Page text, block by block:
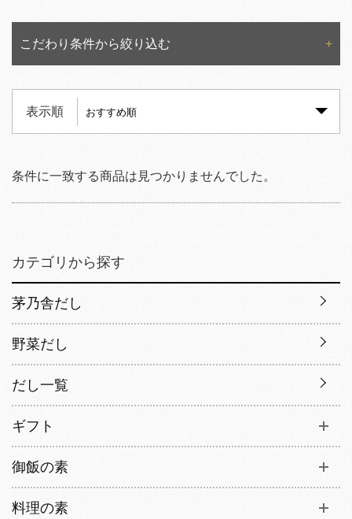
こだわり条件から絞り込む
表示順
条件に一致する商品は見つかりませんでした。
カテゴリから探す
茅乃舎だし
野菜だし
だし一覧
ギフト
御飯の素
料理の素